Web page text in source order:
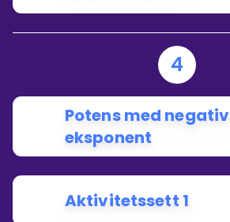
4
Potens med negativ
eksponent
Aktivitetssett 1